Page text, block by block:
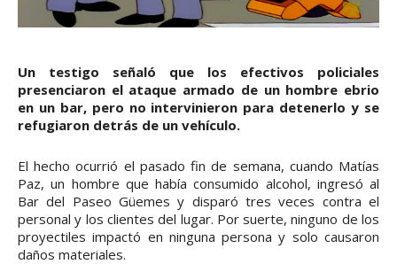
Un testigo señaló que los efectivos policiales
presenciaron el ataque armado de un hombre ebrio
en un bar, pero no intervinieron para detenerlo y se
refugiaron detrás de un vehículo.
El hecho ocurrió el pasado fin de semana, cuando Matías
Paz, un hombre que había consumido alcohol, ingresó al
Bar del Paseo Güemes y disparó tres veces contra el
personal y los clientes del lugar. Por suerte, ninguno de los
proyectiles impactó en ninguna persona y solo causaron
daños materiales.